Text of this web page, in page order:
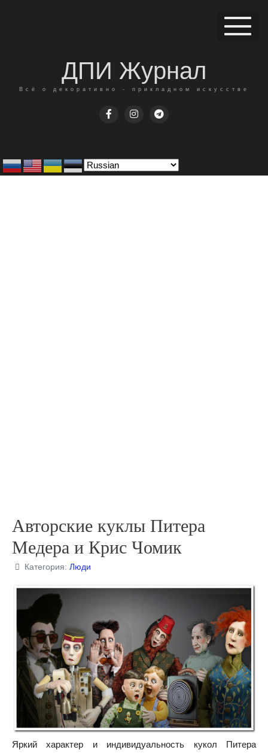
ДПИ Журнал
Всё о декоративно - прикладном искусстве
Авторские куклы Питера
Медера и Крис Чомик
Категория: Люди
Яркий характер и индивидуальность кукол Питера